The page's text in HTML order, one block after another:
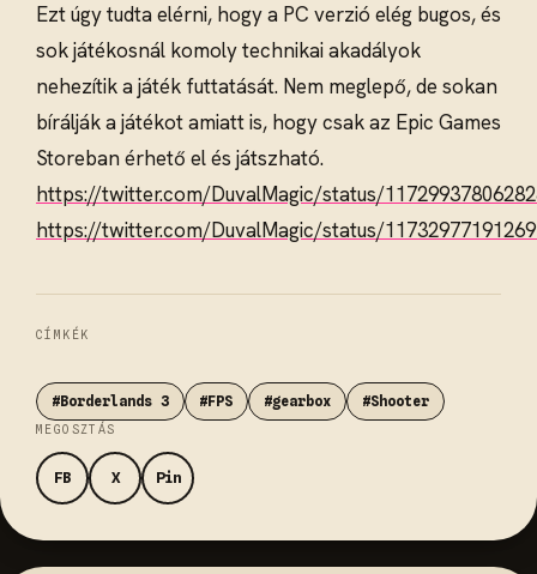
Ezt úgy tudta elérni, hogy a PC verzió elég bugos, és
sok játékosnál komoly technikai akadályok
nehezítik a játék futtatását. Nem meglepő, de sokan
bírálják a játékot amiatt is, hogy csak az Epic Games
Storeban érhető el és játszható.
https://twitter.com/DuvalMagic/status/
https://twitter.com/DuvalMagic/status/
CÍMKÉK
#Borderlands 3 #FPS #gearbox #Shooter
MEGOSZTÁS
FB X Pin